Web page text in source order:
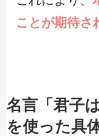
ことが期待さ
名言「君子
を使った具